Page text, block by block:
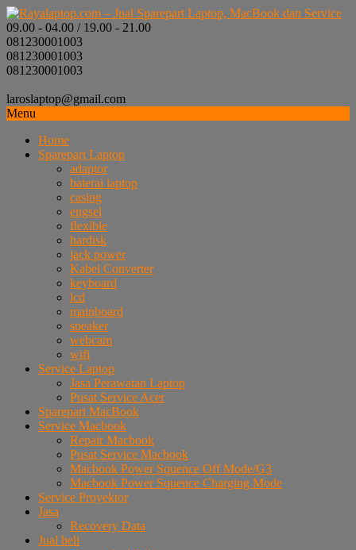
09.00 - 04.00 / 19.00 - 21.00
081230001003
081230001003
081230001003
laroslaptop@gmail.com
Menu
Home
Sparepart Laptop
adaptor
baterai laptop
casing
engsel
flexible
hardisk
jack power
Kabel Converter
keyboard
lcd
mainboard
speaker
webcam
wifi
Service Laptop
Jasa Perawatan Laptop
Pusat Service Acer
Sparepart MacBook
Service Macbook
Repair Macbook
Pusat Service Macbook
Macbook Power Squence Off Mode/G3
Macbook Power Squence Charging Mode
Service Proyektor
Jasa
Recovery Data
Jual beli